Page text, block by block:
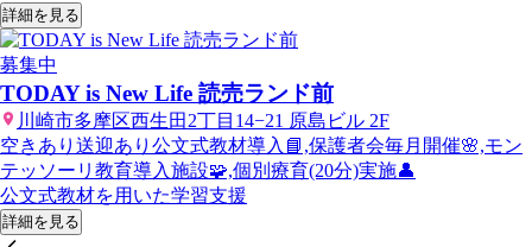
詳細を見る
募集中
TODAY is New Life 読売ランド前
川崎市多摩区西生田2丁目14−21 原島ビル 2F
空きあり 送迎あり 公文式教材導入📘,保護者会毎月開催🌸,モン
テッソーリ教育導入施設🧩,個別療育(20分)実施👤
公文式教材を用いた学習支援
詳細を見る